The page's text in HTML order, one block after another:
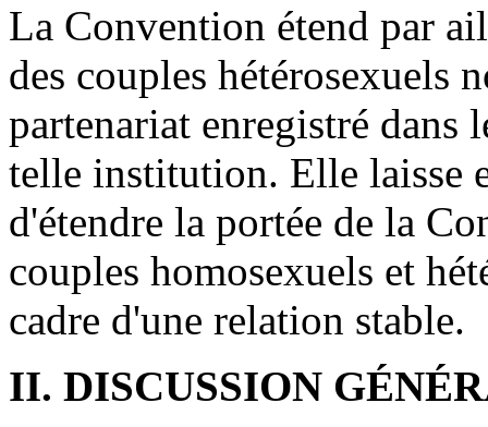
La Convention étend par
des couples hétérosexuels
partenariat enregistré dans
telle institution. Elle laisse
d'étendre la portée de la
couples homosexuels et
cadre d'une relation stable.
II. DISCUSSION